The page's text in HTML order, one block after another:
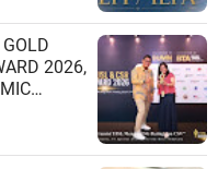
2026,